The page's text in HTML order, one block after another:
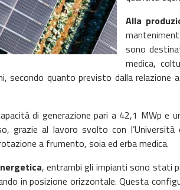
Alla
sono
medica,
quanto previsto dalla relazione
di generazione pari a 42,1 MWp e
grazie al lavoro svolto con l’Università
a frumento, soia ed erba medica.
, entrambi gli impianti sono stati
in posizione orizzontale. Questa